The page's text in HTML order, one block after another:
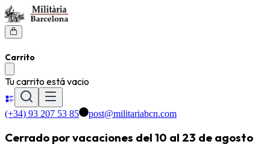
Carrito
Tu carrito está vacio
(+34) 93 207 53 85 post@militariabcn.com
Cerrado por vacaciones del 10 al 23 de agosto